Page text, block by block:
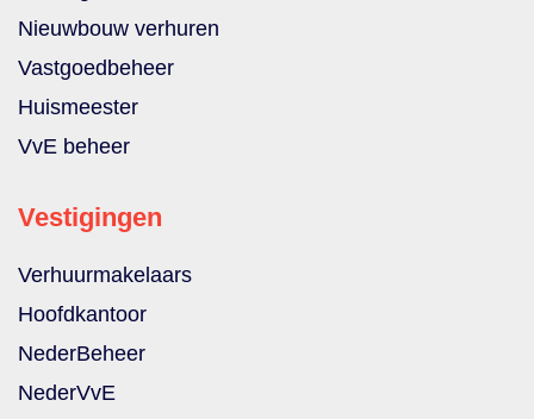
Nieuwbouw verhuren
Vastgoedbeheer
Huismeester
VvE beheer
Vestigingen
Verhuurmakelaars
Hoofdkantoor
NederBeheer
NederVvE